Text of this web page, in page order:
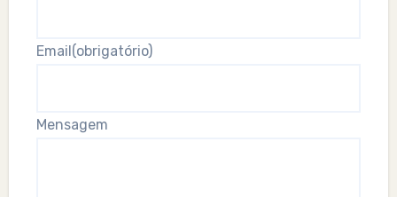
Email (obrigatório)
Mensagem